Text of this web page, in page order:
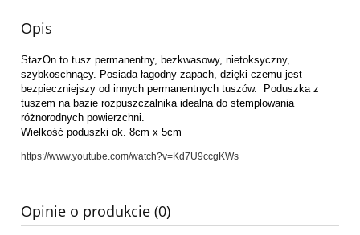
Opis
StazOn to tusz permanentny, bezkwasowy, nietoksyczny,
szybkoschnący. Posiada łagodny zapach, dzięki czemu jest
bezpieczniejszy od innych permanentnych tuszów. Poduszka z
tuszem na bazie rozpuszczalnika idealna do stemplowania
różnorodnych powierzchni.
Wielkość poduszki ok. 8cm x 5cm
https://www.youtube.com/watch?v=Kd7U9ccgKWs
Opinie o produkcie (0)